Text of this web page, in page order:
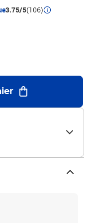
innovante non
mais aussi apportera
d'enfant.Porte
latérale ouverte qui
du lit. Bon à
; le lit n'est pas
x l x H)Âge de l'enfant :
3.75/5(106)